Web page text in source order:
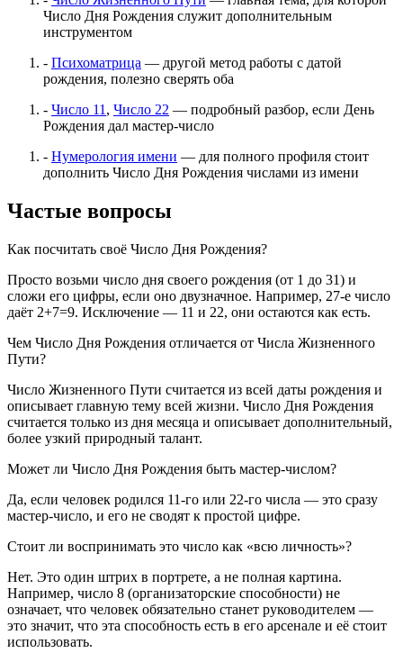
Число Дня Рождения служит дополнительным
инструментом
- Психоматрица — другой метод работы с датой
рождения, полезно сверять оба
- Число 11 , Число 22 — подробный разбор, если День
Рождения дал мастер-число
- Нумерология имени — для полного профиля стоит
дополнить Число Дня Рождения числами из имени
Частые вопросы
Как посчитать своё Число Дня Рождения?
Просто возьми число дня своего рождения (от 1 до 31) и
сложи его цифры, если оно двузначное. Например, 27-е число
даёт 2+7=9. Исключение — 11 и 22, они остаются как есть.
Чем Число Дня Рождения отличается от Числа Жизненного
Пути?
Число Жизненного Пути считается из всей даты рождения и
описывает главную тему всей жизни. Число Дня Рождения
считается только из дня месяца и описывает дополнительный,
более узкий природный талант.
Может ли Число Дня Рождения быть мастер-числом?
Да, если человек родился 11-го или 22-го числа — это сразу
мастер-число, и его не сводят к простой цифре.
Стоит ли воспринимать это число как «всю личность»?
Нет. Это один штрих в портрете, а не полная картина.
Например, число 8 (организаторские способности) не
означает, что человек обязательно станет руководителем —
это значит, что эта способность есть в его арсенале и её стоит
использовать.